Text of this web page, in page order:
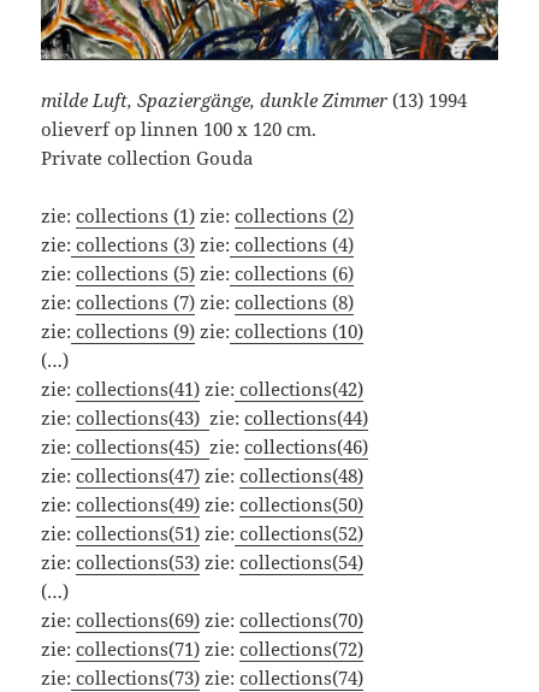
milde Luft, Spaziergänge, dunkle Zimmer (13) 1994
olieverf op linnen 100 x 120 cm.
Private collection Gouda
zie:collections (1) zie:collections (2)
zie: collections (3) zie: collections (4)
zie:collections (5) zie: collections (6)
zie:collections (7) zie:collections (8)
zie: collections (9) zie: collections (10)
(…)
zie:collections(41) zie: collections(42)
zie:collections(43)zie:collections(44)
zie: collections(45)zie:collections(46)
zie:collections(47) zie:collections(48)
zie:collections(49) zie:collections(50)
zie:collections(51) zie: collections(52)
zie:collections(53) zie:collections(54)
(…)
zie:collections(69) zie:collections(70)
zie:collections(71) zie:collections(72)
zie: collections(73) zie:collections(74)